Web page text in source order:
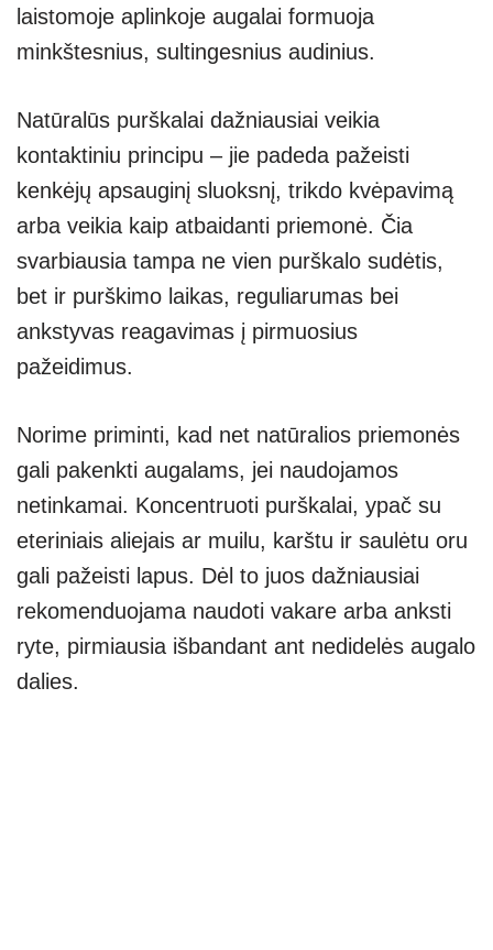
laistomoje aplinkoje augalai formuoja
minkštesnius, sultingesnius audinius.
Natūralūs purškalai dažniausiai veikia
kontaktiniu principu – jie padeda pažeisti
kenkėjų apsauginį sluoksnį, trikdo kvėpavimą
arba veikia kaip atbaidanti priemonė. Čia
svarbiausia tampa ne vien purškalo sudėtis,
bet ir purškimo laikas, reguliarumas bei
ankstyvas reagavimas į pirmuosius
pažeidimus.
Norime priminti, kad net natūralios priemonės
gali pakenkti augalams, jei naudojamos
netinkamai. Koncentruoti purškalai, ypač su
eteriniais aliejais ar muilu, karštu ir saulėtu oru
gali pažeisti lapus. Dėl to juos dažniausiai
rekomenduojama naudoti vakare arba anksti
ryte, pirmiausia išbandant ant nedidelės augalo
dalies.